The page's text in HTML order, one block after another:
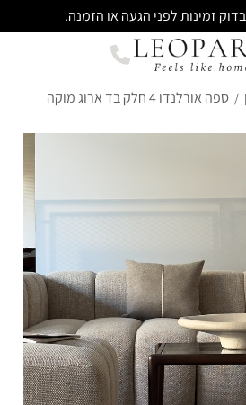
זמינות לפני הגעה או הזמנה.
/ ספה אורלנדו 4 חלק בד ארוג מוקה